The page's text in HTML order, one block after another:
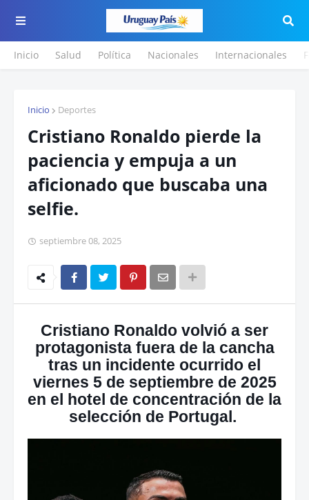
Inicio Salud Política Nacionales Internacionales
Inicio Deportes
Cristiano Ronaldo pierde la
paciencia y empuja a un
aficionado que buscaba una
selfie.
septiembre 08, 2025
Cristiano Ronaldo volvió a ser
protagonista fuera de la cancha
tras un incidente ocurrido el
viernes 5 de septiembre de 2025
en el hotel de concentración de la
selección de Portugal.